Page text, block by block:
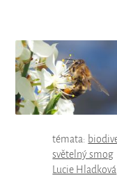
témata:
světelný smog
Lucie Hladková